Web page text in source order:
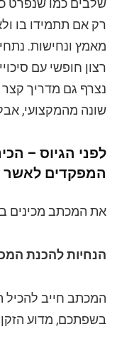
שלבים כמו שנפרט
רק אם תתמידו בו
מאמץ ונחישות.
רצון חופשי עם
נצרף גם מדריך
שונה מהמקצועי,
לפני הגיוס –
המפקדים לאשר
את המכתב מכינים
הנחיות להכנת
המכתב חייב
בשפתכם, מדוע